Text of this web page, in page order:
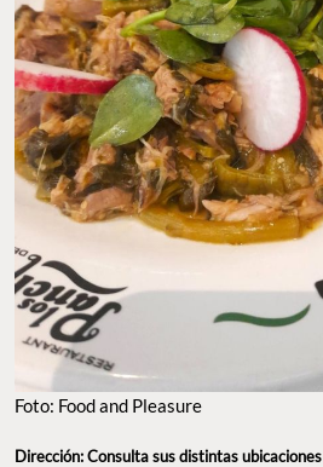
Foto: Food and Pleasure
Dirección: Consulta sus distintas ubicaciones